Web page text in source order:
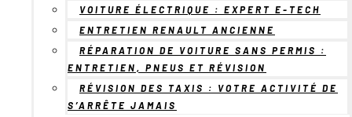
VOITURE ÉLECTRIQUE : EXPERT E-TECH
ENTRETIEN RENAULT ANCIENNE
RÉPARATION DE VOITURE SANS PERMIS :
ENTRETIEN, PNEUS ET RÉVISION
RÉVISION DES TAXIS : VOTRE ACTIVITÉ DE
S’ARRÊTE JAMAIS